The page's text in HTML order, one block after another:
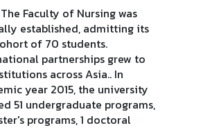
The Faculty of Nursing was
established, admitting its
of 70 students.
partnerships grew to
across Asia.. In
year 2015, the university
51 undergraduate programs,
programs, 1 doctoral